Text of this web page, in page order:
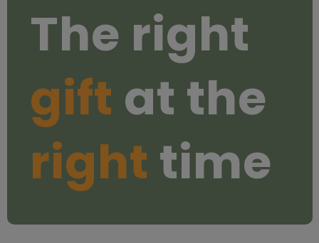
The right
gift at the
right time